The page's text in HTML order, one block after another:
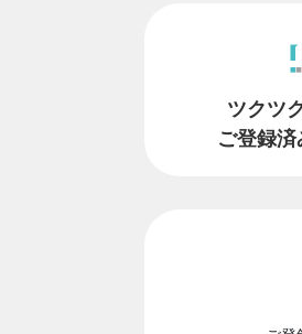
ツクツ
ご登録